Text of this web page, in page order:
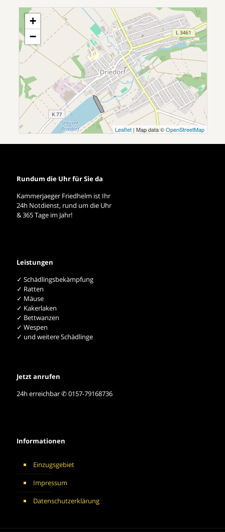
+
−
Leaflet | Map data ©OpenStreetMap
Rundum die Uhr für Sie da
Kammerjaeger Friedhelm ist Ihr
24h Notdienst, rund um die Uhr
& 365 Tage im Jahr!
Leistungen
✓ Schädlingsbekämpfung
✓ Ratten
✓ Mäuse
✓ Kakerlaken
✓ Bettwanzen
✓ Wespen
✓ und weitere Schädlinge
Jetzt anrufen
24h erreichbar ✆ 0157-79168736
Informationen
Einzugsgebiet
Impressum
Datenschutzerklärung